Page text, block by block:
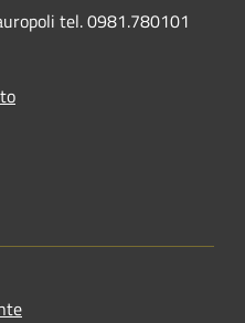
tel. 0981.780101